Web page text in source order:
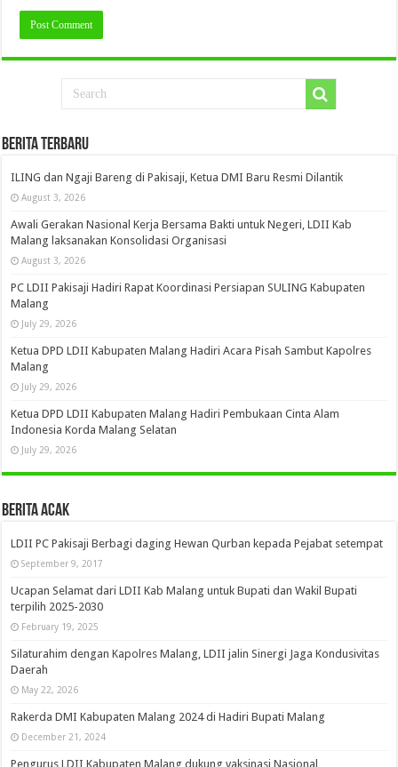
Berita Terbaru
ILING dan Ngaji Bareng di Pakisaji, Ketua DMI Baru Resmi Dilantik
August 3, 2026
Awali Gerakan Nasional Kerja Bersama Bakti untuk Negeri, LDII Kab
Malang laksanakan Konsolidasi Organisasi
August 3, 2026
PC LDII Pakisaji Hadiri Rapat Koordinasi Persiapan SULING Kabupaten
Malang
July 29, 2026
Ketua DPD LDII Kabupaten Malang Hadiri Acara Pisah Sambut Kapolres
Malang
July 29, 2026
Ketua DPD LDII Kabupaten Malang Hadiri Pembukaan Cinta Alam
Indonesia Korda Malang Selatan
July 29, 2026
Berita Acak
LDII PC Pakisaji Berbagi daging Hewan Qurban kepada Pejabat setempat
September 9, 2017
Ucapan Selamat dari LDII Kab Malang untuk Bupati dan Wakil Bupati
terpilih 2025-2030
February 19, 2025
Silaturahim dengan Kapolres Malang, LDII jalin Sinergi Jaga Kondusivitas
Daerah
May 22, 2026
Rakerda DMI Kabupaten Malang 2024 di Hadiri Bupati Malang
December 21, 2024
Pengurus LDII Kabupaten Malang dukung vaksinasi Nasional